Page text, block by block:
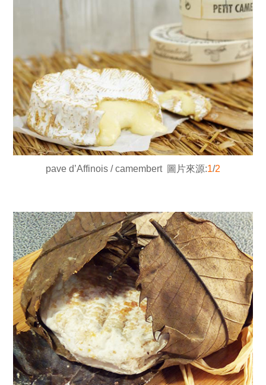
pave d’Affinois / camembert 圖片來源:1/2